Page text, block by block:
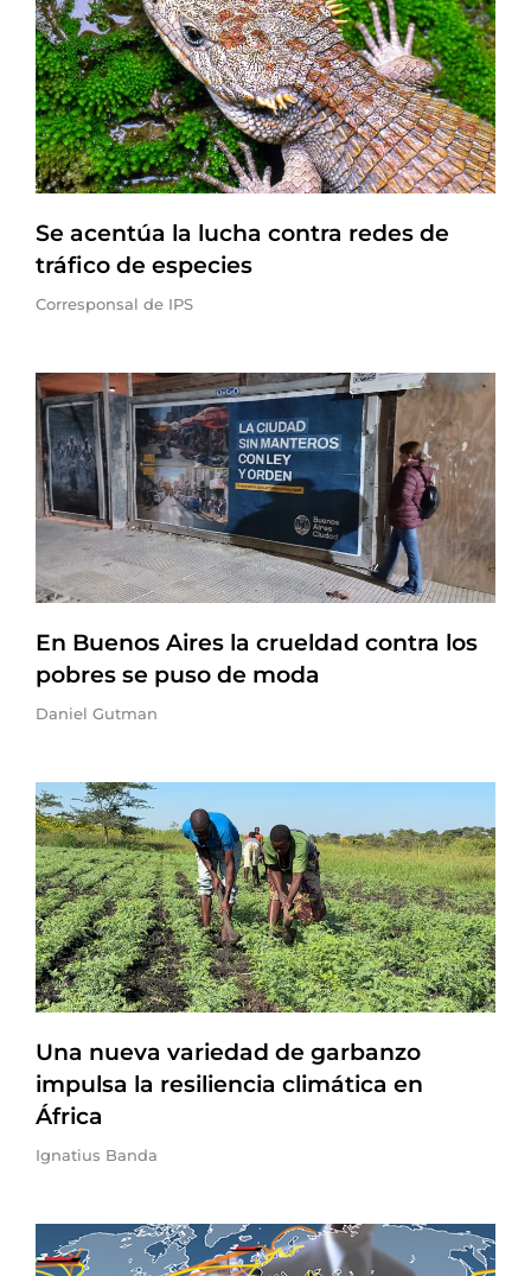
Se acentúa la lucha contra redes de
tráfico de especies
Corresponsal de IPS
En Buenos Aires la crueldad contra los
pobres se puso de moda
Daniel Gutman
Una nueva variedad de garbanzo
impulsa la resiliencia climática en
África
Ignatius Banda